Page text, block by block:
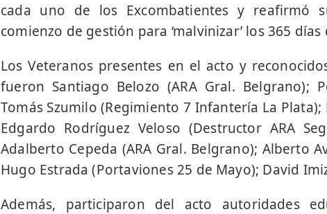
cada uno de los Excombatientes y reafirmó
comienzo de gestión para ‘malvinizar’ los 365
Los Veteranos presentes en el acto y
fueron Santiago Belozo (ARA Gral. Belgrano);
Tomás Szumilo (Regimiento 7 Infantería La
Edgardo Rodríguez Veloso (Destructor ARA
Adalberto Cepeda (ARA Gral. Belgrano); Alberto
Hugo Estrada (Portaviones 25 de Mayo); David
Además, participaron del acto autoridades